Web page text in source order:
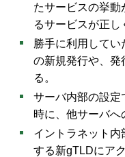
たサービスの挙動
るサービスが正し
勝手に利用して
の新規発行や、発
る。
サーバ内部の設定
時に、他サーバへ
イントラネット内
する新gTLDにア